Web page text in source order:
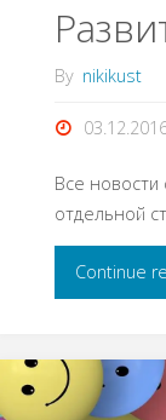
By nikikust
Все новости
отдельной
Continue